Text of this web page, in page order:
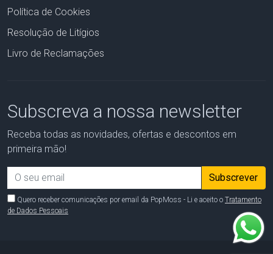
Política de Cookies
Resolução de Litígios
Livro de Reclamações
Subscreva a nossa newsletter
Receba todas as novidades, ofertas e descontos em
primeira mão!
Email address Subscrever
Quero receber comunicações por email da PopMoss - Li e aceito o Tratamento
de Dados Pessoais